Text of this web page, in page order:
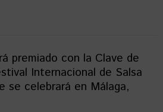
premiado con la Clave de
Internacional de Salsa
se celebrará en Málaga,